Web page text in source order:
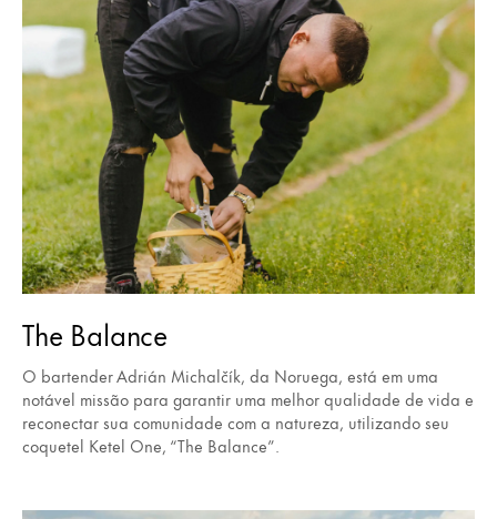
The Balance
O bartender Adrián Michalčík, da Noruega, está em uma
notável missão para garantir uma melhor qualidade de vida e
reconectar sua comunidade com a natureza, utilizando seu
coquetel Ketel One, “The Balance”.